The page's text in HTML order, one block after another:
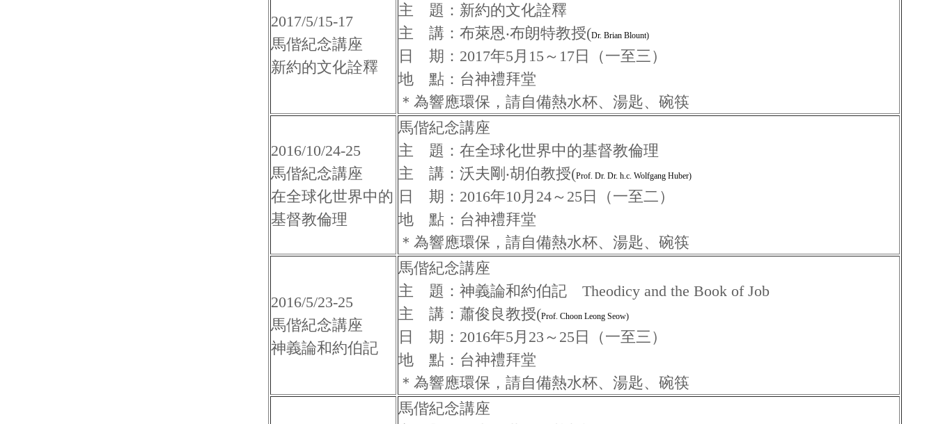
2017/5/15-17
馬偕紀念講座
新約的文化詮釋
主 題：新約的文化詮釋
主 講：布萊恩‧布朗特教授(Dr. Brian Blount)
日 期：2017年5月15～17日（一至三）
地 點：台神禮拜堂
＊為響應環保，請自備熱水杯、湯匙、碗筷
2016/10/24-25
馬偕紀念講座
在全球化世界中的
基督教倫理
馬偕紀念講座
主 題：在全球化世界中的基督教倫理
主 講：沃夫剛‧胡伯教授(Prof. Dr. Dr. h.c. Wolfgang Huber)
日 期：2016年10月24～25日（一至二）
地 點：台神禮拜堂
＊為響應環保，請自備熱水杯、湯匙、碗筷
2016/5/23-25
馬偕紀念講座
神義論和約伯記
馬偕紀念講座
主 題：神義論和約伯記 Theodicy and the Book of Job
主 講：蕭俊良教授(Prof. Choon Leong Seow)
日 期：2016年5月23～25日（一至三）
地 點：台神禮拜堂
＊為響應環保，請自備熱水杯、湯匙、碗筷
馬偕紀念講座